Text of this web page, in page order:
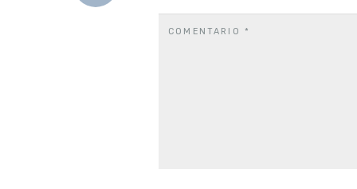
COMENTARIO *